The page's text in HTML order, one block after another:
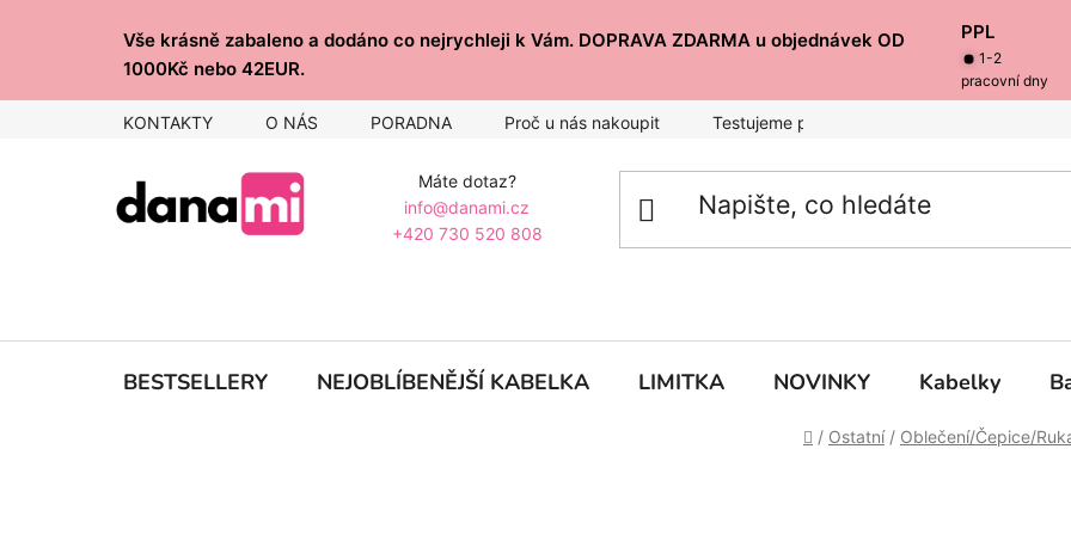
obsah
Vše krásně zabaleno a dodáno co nejrychleji k Vám. DOPRAVA ZDARMA u objednávek OD
1000Kč nebo 42EUR.
PPL
1-2
pracovní dny
KONTAKTY O NÁS PORADNA Proč u nás nakoupit Testujeme pro Vás
Máte dotaz?
info@danami.cz
+420 730 520 808
BESTSELLERY NEJOBLÍBENĚJŠÍ KABELKA LIMITKA NOVINKY Kabelky
Domů
/ Ostatní / Oblečení/Čepice/